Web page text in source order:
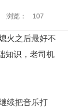
浏览： 107
火之后最好不
知识，老司机
续把音乐打